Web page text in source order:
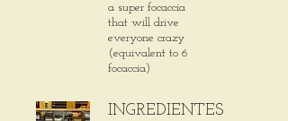
a super focaccia
that will drive
everyone crazy
(equivalent to 6
focaccia)
INGREDIENTES